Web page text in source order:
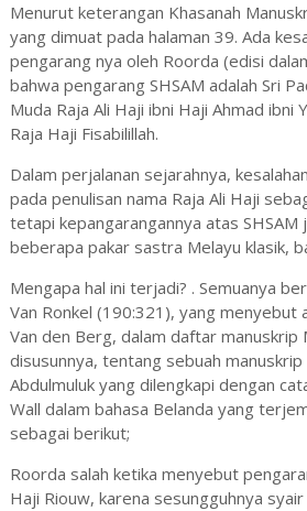
Menurut keterangan Khasanah
yang dimuat pada halaman 39. Ada
pengarang nya oleh Roorda (edisi
bahwa pengarang SHSAM adalah Sri
Muda Raja Ali Haji ibni Haji Ahmad ibni
Raja Haji Fisabilillah.
Dalam perjalanan sejarahnya,
pada penulisan nama Raja Ali Haji
tetapi kepangarangannya atas SHSAM
beberapa pakar sastra Melayu klasik,
Mengapa hal ini terjadi? . Semuanya
Van Ronkel (190:321), yang menyebut
Van den Berg, dalam daftar manuskrip
disusunnya, tentang sebuah manuskrip
Abdulmuluk yang dilengkapi dengan
Wall dalam bahasa Belanda yang
sebagai berikut;
Roorda salah ketika menyebut
Haji Riouw, karena sesungguhnya